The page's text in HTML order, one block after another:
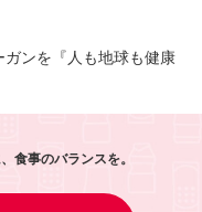
ンを『人も地球も健康
食事のバランスを。